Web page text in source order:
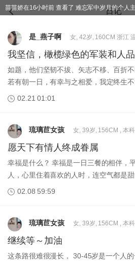
日记
是_燕子啊 女, 42岁, 160CM 浙江
我坚信，橄榄绿色的军装和人
如题，他们坚韧不拔、矢志不移、百折
若有朝一日，有幸与之相爱，我定终生不
02.21 01:01
琉璃苣女孩女, 39岁, 156CM , 本科
愿天下有情人终成眷属
幸福是什么？ 幸福是一日三餐的相伴，
人，心里住着喜欢的人时，连空气都是甜
02.08 59:59
琉璃苣女孩女, 39岁, 156CM , 本科
继续等～加油
这条路很难很漫长， 30-45岁是一个人的
苗苗娇在16小时前 查看了 难忘军中岁月的个人